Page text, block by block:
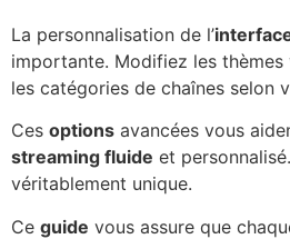
La personnalisation de l’
importante. Modifiez les thèmes
les catégories de chaînes selon
Ces options avancées vous
streaming fluide et
véritablement unique.
Ce guide vous assure que